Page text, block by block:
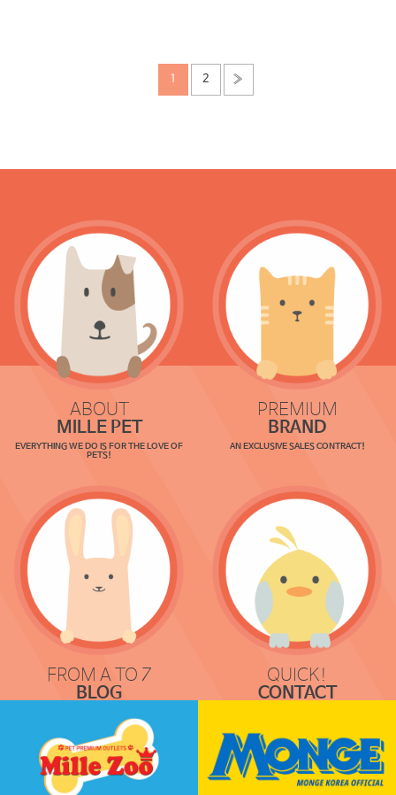
1 2 »
ABOUT
MILLE PET
EVERYTHING WE DO IS FOR THE LOVE OF
PETS!
PREMIUM
BRAND
AN EXCLUSIVE SALES CONTRACT!
FROM A TO Z
BLOG
QUICK!
CONTACT